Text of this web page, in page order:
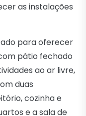
as instalações
para oferecer
pátio fechado
ao ar livre,
duas
cozinha e
e a sala de